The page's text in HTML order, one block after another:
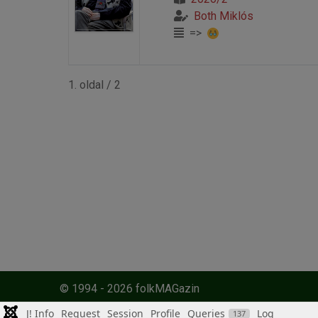
Both Miklós
=>
1. oldal / 2
© 1994 - 2026 folkMAGazin
J! Info Request Session Profile Queries 137 Log